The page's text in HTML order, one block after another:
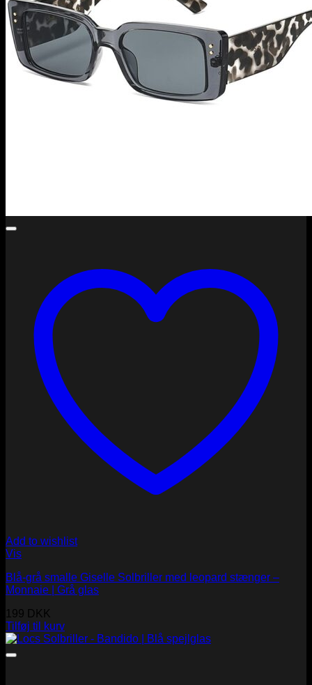
Add to wishlist
Vis
Blå-grå smalle Giselle Solbriller med leopard stænger –
Monnaie | Grå glas
199 DKK
Tilføj til kurv